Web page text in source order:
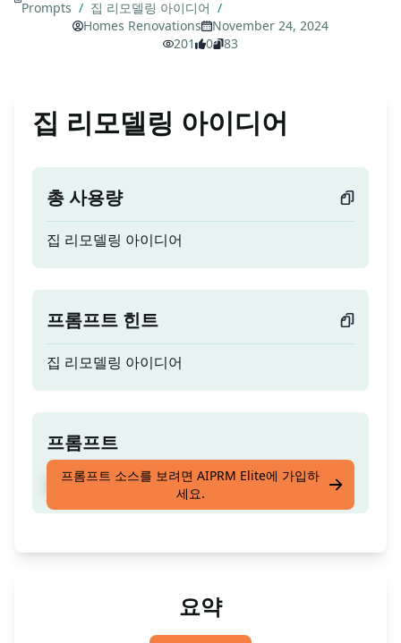
Prompts / 집 리모델링 아이디어 /
Homes Renovations
November 24, 2024
201
0 83
집 리모델링 아이디어
총 사용량
집 리모델링 아이디어
프롬프트 힌트
집 리모델링 아이디어
프롬프트
집 리모델링 아이디어
프롬프트 소스를 보려면 AIPRM Elite에 가입하
세요.
요약